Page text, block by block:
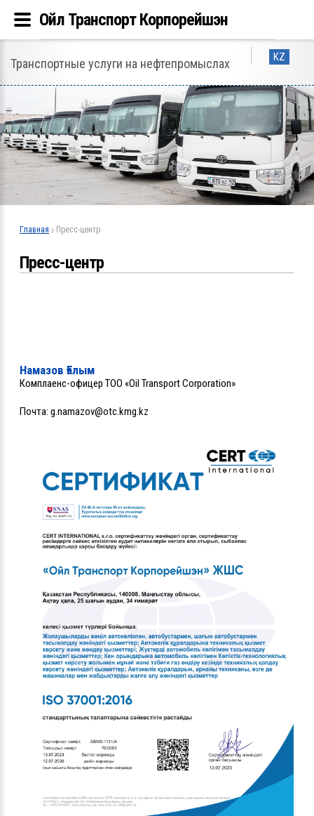
KZ
Транспортные услуги на нефтепромыслах
Главная Пресс-центр
Пресс-центр
Намазов Ғалым
Комплаенс-офицер ТОО «Oil Transport Corporation»
Почта: g.namazov@otc.kmg.kz
Ойл Транспорт Корпорейшэн